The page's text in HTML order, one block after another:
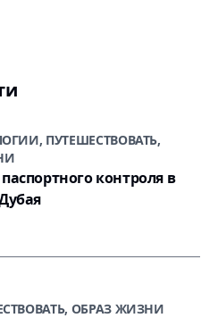
ПУТЕШЕСТВОВАТЬ,
контроля в
ОБРАЗ ЖИЗНИ